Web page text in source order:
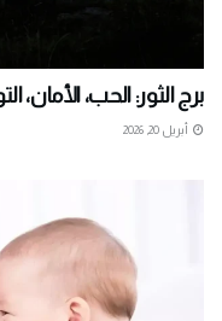
برج الثور: الحب،
أبريل 20, 2026